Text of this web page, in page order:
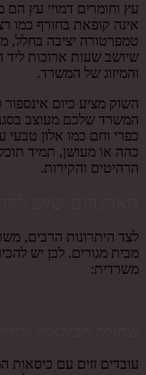
עץ וחומרים דמויי עץ
אינה קופאת בחורף כמו
טמפרטורה יציבה בחלל,
שיושב שעות ארוכות ליד
והמיזוג של המשרד.
השוק מציע כיום אינספור
המשרד שלכם מעוצב
כפרי וחם כמו אלון טבעי
כהה או מעושן, תמיד
הרהיטים והקירות.
לצד היתרונות הרבים,
מבית מגורים. לכן יש
משרדית:
עובדים זזים עם